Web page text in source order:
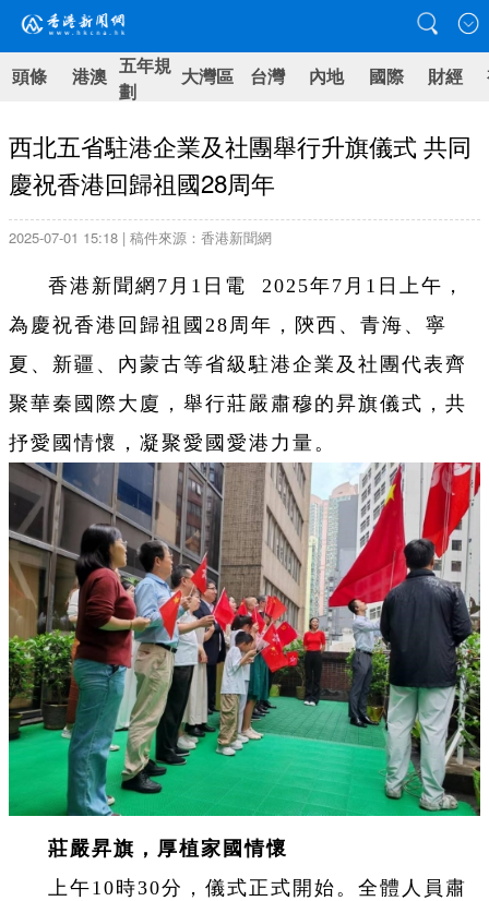
頭條 港澳 五年規
劃
大灣區 台灣 內地 國際 財經
西北五省駐港企業及社團舉行升旗儀式 共同
慶祝香港回歸祖國28周年
2025-07-01 15:18 | 稿件來源：香港新聞網
香港新聞網7月1日電 2025年7月1日上午，
為慶祝香港回歸祖國28周年，陝西、青海、寧
夏、新疆、內蒙古等省級駐港企業及社團代表齊
聚華秦國際大廈，舉行莊嚴肅穆的昇旗儀式，共
抒愛國情懷，凝聚愛國愛港力量。
莊嚴昇旗，厚植家國情懷
上午10時30分，儀式正式開始。全體人員肅